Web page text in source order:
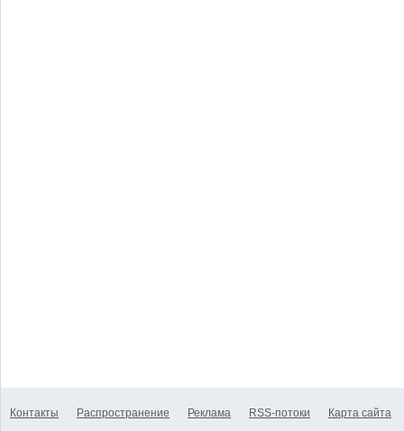
Контакты Распространение Реклама RSS-потоки Карта сайта